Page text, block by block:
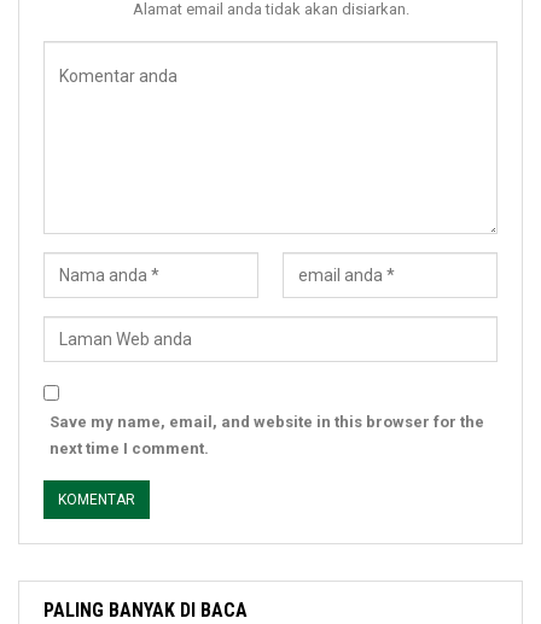
Alamat email anda tidak akan disiarkan.
Save my name, email, and website in this browser for the
next time I comment.
PALING BANYAK DI BACA